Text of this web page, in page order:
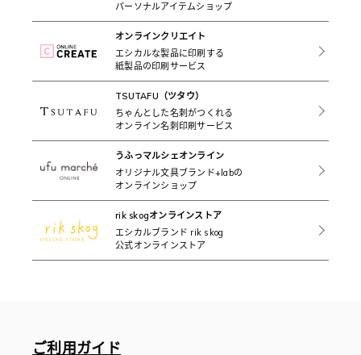
パーソナルアイテムショップ
オンラインクリエイト
エシカルな製品に印刷する
紙製品の印刷サービス
TSUTAFU（ツタウ）
ちゃんとした名刺がつくれる
オンライン名刺印刷サービス
うふっマルシェオンライン
オリジナル文具ブランド+labの
オンラインショップ
rik skogオンラインストア
エシカルブランド rik skog
公式オンラインストア
ご利用ガイド